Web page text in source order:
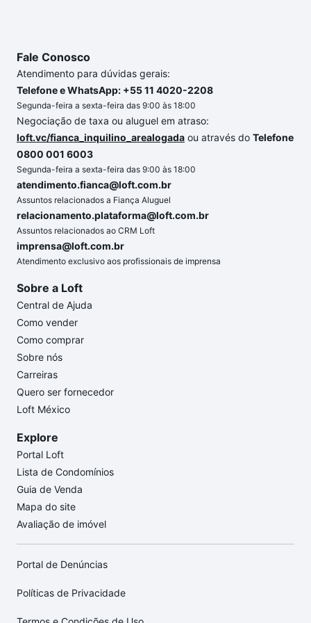
Fale Conosco
Atendimento para dúvidas gerais:
Telefone e WhatsApp: +55 11 4020-2208
Segunda-feira a sexta-feira das 9:00 às 18:00
Negociação de taxa ou aluguel em atraso:
loft.vc/fianca_inquilino_arealogada ou através do Telefone
0800 001 6003
Segunda-feira a sexta-feira das 9:00 às 18:00
atendimento.fianca@loft.com.br
Assuntos relacionados a Fiança Aluguel
relacionamento.plataforma@loft.com.br
Assuntos relacionados ao CRM Loft
imprensa@loft.com.br
Atendimento exclusivo aos profissionais de imprensa
Sobre a Loft
Central de Ajuda
Como vender
Como comprar
Sobre nós
Carreiras
Quero ser fornecedor
Loft México
Explore
Portal Loft
Lista de Condomínios
Guia de Venda
Mapa do site
Avaliação de imóvel
Portal de Denúncias
Políticas de Privacidade